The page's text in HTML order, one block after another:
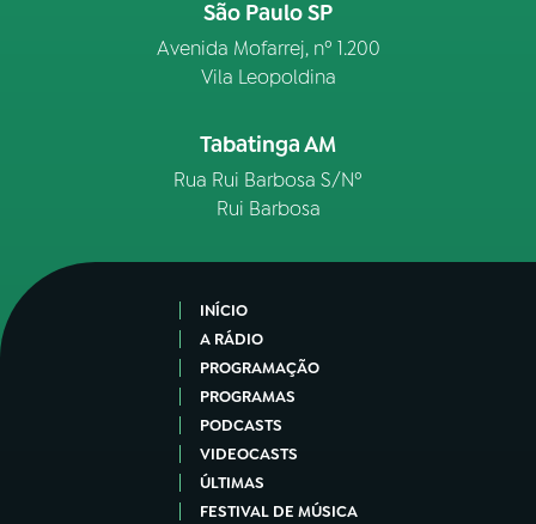
São Paulo SP
Avenida Mofarrej, nº 1.200
Vila Leopoldina
Tabatinga AM
Rua Rui Barbosa S/Nº
Rui Barbosa
INÍCIO
A RÁDIO
PROGRAMAÇÃO
PROGRAMAS
PODCASTS
VIDEOCASTS
ÚLTIMAS
FESTIVAL DE MÚSICA